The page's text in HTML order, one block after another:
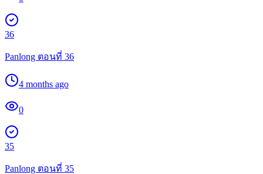
36
Panlong ตอนที่ 36
4 months ago
0
35
Panlong ตอนที่ 35